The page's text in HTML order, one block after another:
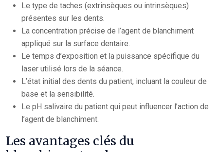
Le type de taches (extrinsèques ou intrinsèques)
présentes sur les dents.
La concentration précise de l’agent de blanchiment
appliqué sur la surface dentaire.
Le temps d’exposition et la puissance spécifique du
laser utilisé lors de la séance.
L’état initial des dents du patient, incluant la couleur de
base et la sensibilité.
Le pH salivaire du patient qui peut influencer l’action de
l’agent de blanchiment.
Les avantages clés du